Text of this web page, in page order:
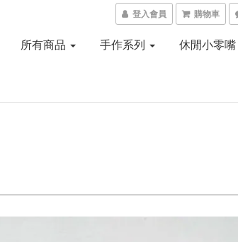
登入會員 購物車
所有商品 手作系列 休閒小零嘴